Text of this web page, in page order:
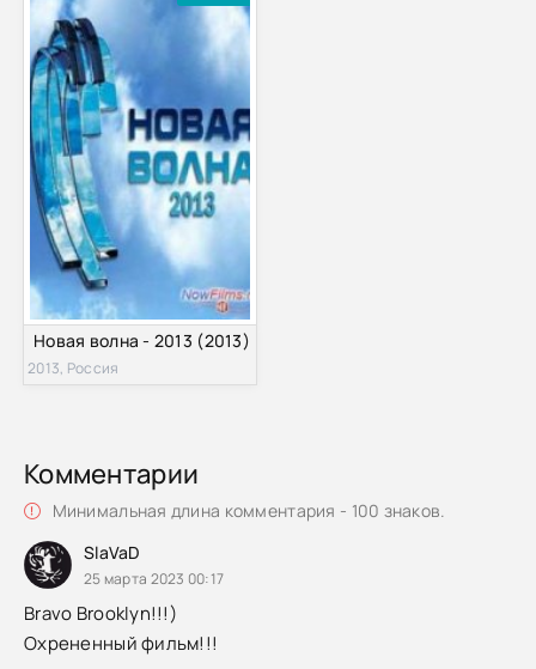
Новая волна - 2013 (2013)
2013, Россия
Комментарии
Минимальная длина комментария - 100 знаков.
SlaVaD
25 марта 2023 00:17
Bravo Brooklyn!!!)
Охрененный фильм!!!